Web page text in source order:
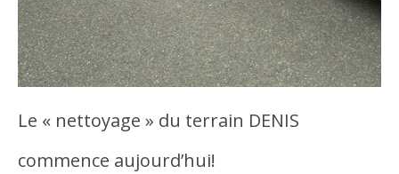
Le « nettoyage » du terrain DENIS
commence aujourd’hui!